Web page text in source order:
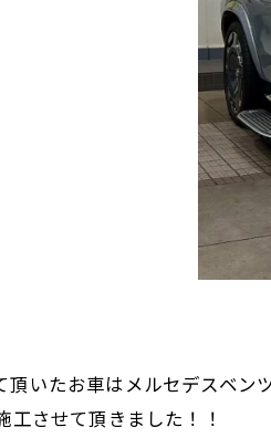
頂いたお車はメルセデスベン
工させて頂きました！！